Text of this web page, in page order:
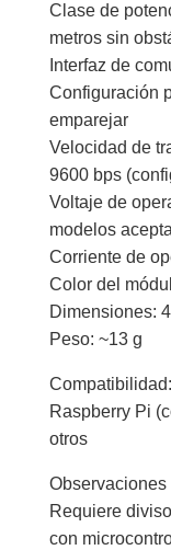
Clase de
metros sin
Interfaz de
Configuración
emparejar
Velocidad de
9600 bps
Voltaje de
modelos
Corriente de
Color del
Dimensiones:
Peso: ~13 g
Raspberry Pi
otros
Observaciones
Requiere
con